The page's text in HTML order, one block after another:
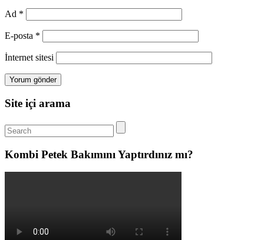
Ad *
E-posta *
İnternet sitesi
Site içi arama
Kombi Petek Bakımını Yaptırdınız mı?